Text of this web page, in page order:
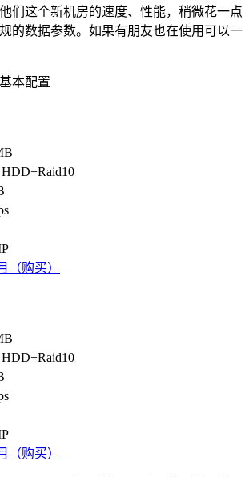
们这个新机房的速度、性能，稍微花一点
的数据参数。如果有朋友也在使用可以一
本配置
（购买）
（购买）